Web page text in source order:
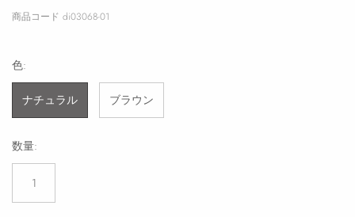
商品コード di03068-01
色:
ナチュラル ブラウン
数量: